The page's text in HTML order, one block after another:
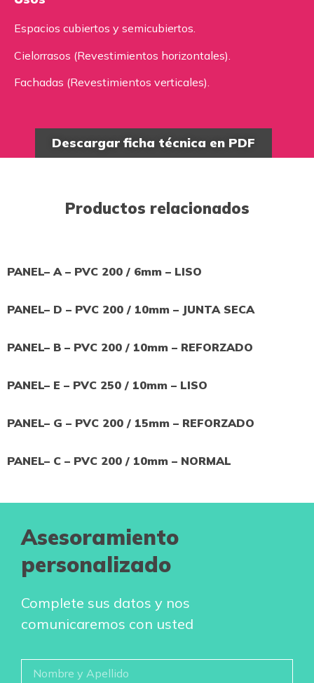
Espacios cubiertos y semicubiertos.
Cielorrasos (Revestimientos horizontales).
Fachadas (Revestimientos verticales).
Descargar ficha técnica en PDF
Productos relacionados
PANEL– A – PVC 200 / 6mm – LISO
PANEL– D – PVC 200 / 10mm – JUNTA SECA
PANEL– B – PVC 200 / 10mm – REFORZADO
PANEL– E – PVC 250 / 10mm – LISO
PANEL– G – PVC 200 / 15mm – REFORZADO
PANEL– C – PVC 200 / 10mm – NORMAL
Asesoramiento
personalizado
Complete sus datos y nos
comunicaremos con usted